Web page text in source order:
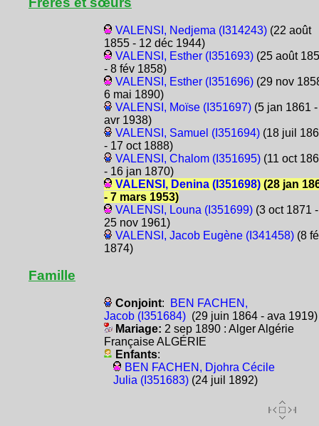
VALENSI, Nedjema (I314243)(22 août
1855 - 12 déc 1944)
VALENSI, Esther (I351693)(25 août
- 8 fév 1858)
VALENSI, Esther (I351696)(29 nov
6 mai 1890)
VALENSI, Moïse (I351697)(5 jan 1861 -
avr 1938)
VALENSI, Samuel (I351694)(18 juil
- 17 oct 1888)
VALENSI, Chalom (I351695)(11 oct
- 16 jan 1870)
VALENSI, Denina (I351698)(28 jan
- 7 mars 1953)
VALENSI, Louna (I351699)(3 oct 1871 -
25 nov 1961)
VALENSI, Jacob Eugène (I341458)(8
1874)
Famille
Conjoint:
BEN FACHEN,
Jacob (I351684)(29 juin 1864 - ava 1919)
Mariage: 2 sep 1890 : Alger Algérie
Française ALGÉRIE
Enfants:
BEN FACHEN, Djohra Cécile
Julia (I351683)(24 juil 1892)